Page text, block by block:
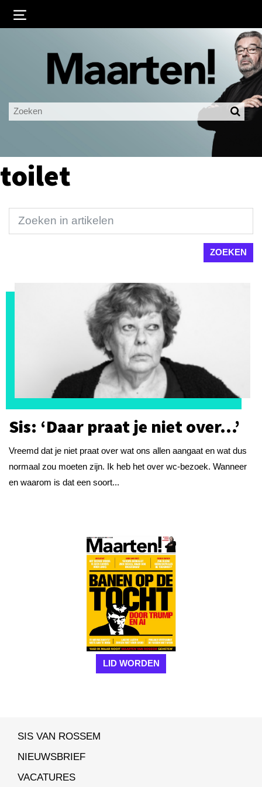
Ingelogd blijven
LOGIN
toilet
Sis: ‘Daar praat je niet over…’
Vreemd dat je niet praat over wat ons allen aangaat en wat dus
normaal zou moeten zijn. Ik heb het over wc-bezoek. Wanneer
en waarom is dat een soort...
LID WORDEN
SIS VAN ROSSEM
NIEUWSBRIEF
VACATURES